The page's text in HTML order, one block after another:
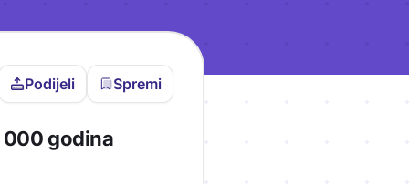
Podijeli Spremi
da bi pohranio
godina